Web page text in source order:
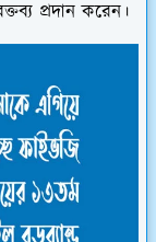
প্রদান করেন।